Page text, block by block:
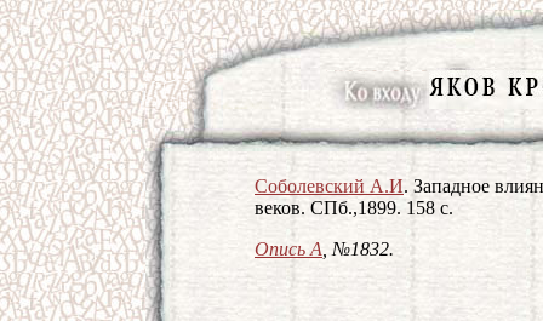
Соболевский А.И. Западное
веков. СПб.,1899. 158 с.
Опись А , №1832.